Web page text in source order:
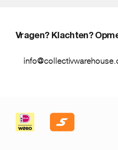
Vragen? Klachten?